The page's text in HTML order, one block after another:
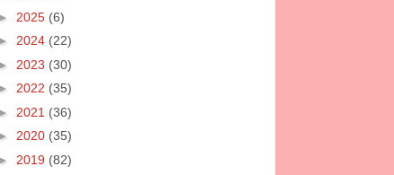
2025 (6)
2024 (22)
2023 (30)
2022 (35)
2021 (36)
2020 (35)
2019 (82)